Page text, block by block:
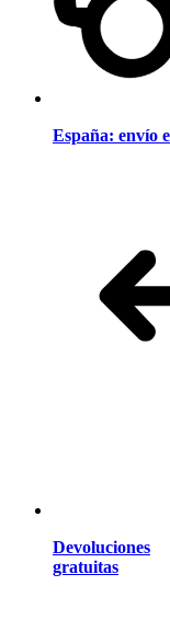
España: envío
Devoluciones
gratuitas